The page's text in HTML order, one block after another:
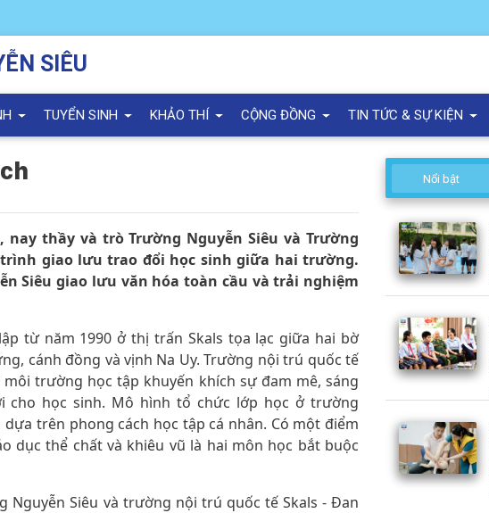
SIÊU
TUYỂN SINH KHẢO THÍ CỘNG ĐỒNG TIN TỨC & SỰ KIỆN
thầy và trò Trường Nguyễn Siêu và Trường
giao lưu trao đổi học sinh giữa hai trường.
Siêu giao lưu văn hóa toàn cầu và trải nghiệm
từ năm 1990 ở thị trấn Skals tọa lạc giữa hai bờ
cánh đồng và vịnh Na Uy. Trường nội trú quốc tế
trường học tập khuyến khích sự đam mê, sáng
cho học sinh. Mô hình tổ chức lớp học ở trường
trên phong cách học tập cá nhân. Có một điểm
dục thể chất và khiêu vũ là hai môn học bắt buộc
Siêu và trường nội trú quốc tế Skals - Đan
Nổi bật